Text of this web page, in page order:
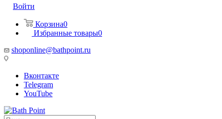
Войти
Корзина0
Избранные товары0
shoponline@bathpoint.ru
Вконтакте
Telegram
YouTube